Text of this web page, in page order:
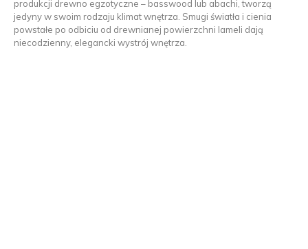
produkcji drewno egzotyczne – basswood lub abachi, tworzą
jedyny w swoim rodzaju klimat wnętrza. Smugi światła i cienia
powstałe po odbiciu od drewnianej powierzchni lameli dają
niecodzienny, elegancki wystrój wnętrza.